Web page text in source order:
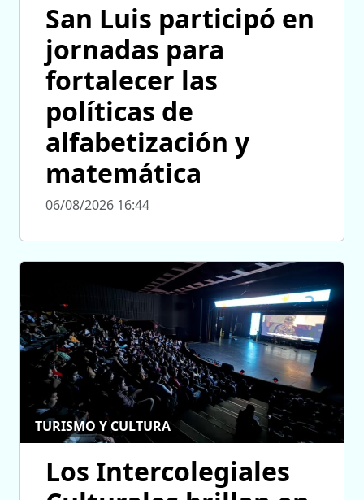
San Luis participó en
jornadas para
fortalecer las
políticas de
alfabetización y
matemática
06/08/2026 16:44
TURISMO Y CULTURA
Los Intercolegiales